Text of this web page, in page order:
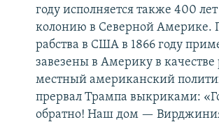
году исполняется также 400
колонию в Северной Америке.
рабства в США в 1866 году
завезены в Америку в
местный американский
прервал Трампа выкриками:
обратно! Наш дом —